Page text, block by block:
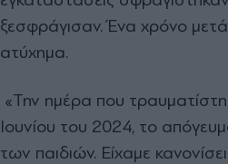
ξεσφράγισαν. Ένα χρόνο
ατύχημα.
«Την ημέρα που
Ιουνίου του 2024, το
των παιδιών. Είχαμε